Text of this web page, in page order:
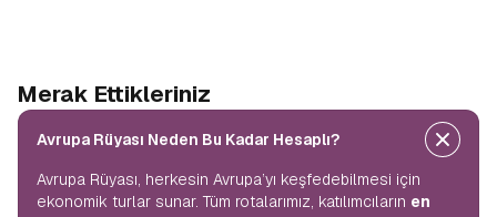
Merak Ettikleriniz
Avrupa Rüyası Neden Bu Kadar Hesaplı?
Avrupa Rüyası, herkesin Avrupa’yı keşfedebilmesi için
ekonomik turlar sunar. Tüm rotalarımız, katılımcıların en